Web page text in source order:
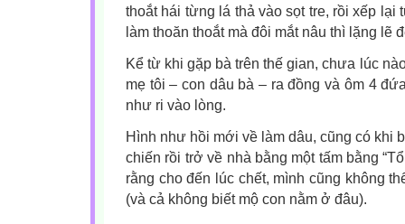
thoắt hái từng lá thả vào sọt tre, rồi xếp
làm thoăn thoắt mà đôi mắt nâu thì lặng lẽ
Kể từ khi gặp bà trên thế gian, chưa lúc
mẹ tôi – con dâu bà – ra đồng và ôm 4
như ri vào lòng.
Hình như hồi mới về làm dâu, cũng có khi
chiến rồi trở về nhà bằng một tấm bằng
rằng cho đến lúc chết, mình cũng không
(và cả không biết mộ con nằm ở đâu).